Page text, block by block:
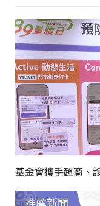
基金會攜手超商、
推薦新聞